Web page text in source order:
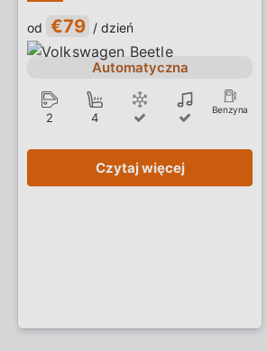
od €79 / dzień
Automatyczna
2 4
Benzyna
Czytaj więcej